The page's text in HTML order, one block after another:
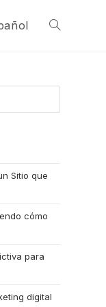
Sitio que
cómo
para
digital